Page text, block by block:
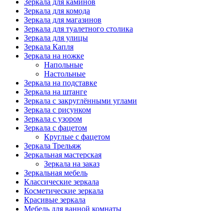
Зеркала для каминов
Зеркала для комода
Зеркала для магазинов
Зеркала для туалетного столика
Зеркала для улицы
Зеркала Капля
Зеркала на ножке
Напольные
Настольные
Зеркала на подставке
Зеркала на штанге
Зеркала с закруглёнными углами
Зеркала с рисунком
Зеркала с узором
Зеркала с фацетом
Круглые с фацетом
Зеркала Трельяж
Зеркальная мастерская
Зеркала на заказ
Зеркальная мебель
Классические зеркала
Косметические зеркала
Красивые зеркала
Мебель для ванной комнаты